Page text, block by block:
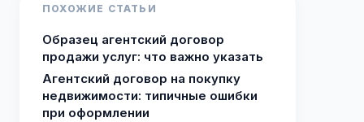
ПОХОЖИЕ СТАТЬИ
Образец агентский договор
продажи услуг: что важно указать
Агентский договор на покупку
недвижимости: типичные ошибки
при оформлении